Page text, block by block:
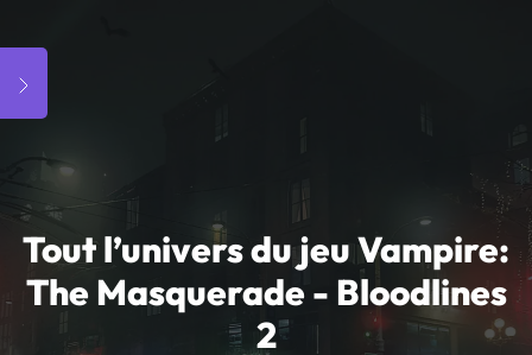
Tout l’univers du jeu Vampire:
The Masquerade - Bloodlines
2